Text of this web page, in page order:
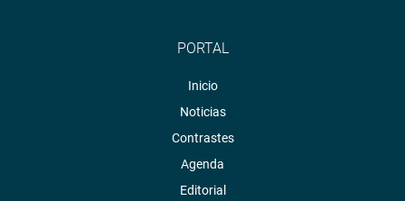
PORTAL
Inicio
Noticias
Contrastes
Agenda
Editorial